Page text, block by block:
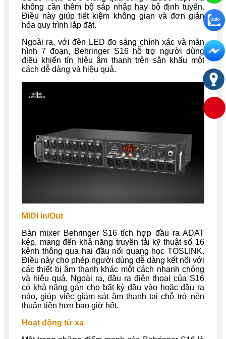
không cần thêm bộ sáp nhập hay bộ định tuyến.
Điều này giúp tiết kiệm không gian và đơn giản
hóa quy trình lắp đặt.
Ngoài ra, với đèn LED đo sáng chính xác và màn
hình 7 đoạn, Behringer S16 hỗ trợ người dùng
điều khiển tín hiệu âm thanh trên sân khấu một
cách dễ dàng và hiệu quả.
MIDI In/Out
Bàn mixer Behringer S16 tích hợp đầu ra ADAT
kép, mang đến khả năng truyền tải kỹ thuật số 16
kênh thông qua hai đầu nối quang học TOSLINK.
Điều này cho phép người dùng dễ dàng kết nối với
các thiết bị âm thanh khác một cách nhanh chóng
và hiệu quả. Ngoài ra, đầu ra điện thoại của S16
có khả năng gán cho bất kỳ đầu vào hoặc đầu ra
nào, giúp việc giám sát âm thanh tại chỗ trở nên
thuận tiện hơn bao giờ hết.
Hoạt động từ xa